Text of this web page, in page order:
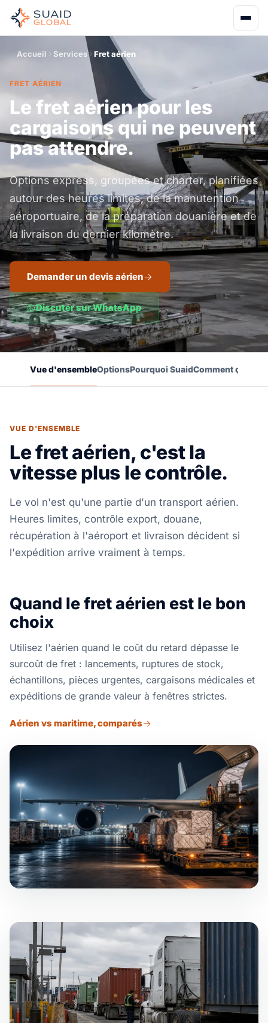
Accueil Services Fret aérien
FRET AÉRIEN
Le fret aérien pour les
cargaisons qui ne peuvent
pas attendre.
Options express, groupées et charter, planifiées
autour des heures limites, de la manutention
aéroportuaire, de la préparation douanière et de
la livraison du dernier kilomètre.
Demander un devis aérien
Discuter sur WhatsApp
Vue d'ensembleOptionsPourquoi SuaidComment ça
VUE D'ENSEMBLE
Le fret aérien, c'est la
vitesse plus le contrôle.
Le vol n'est qu'une partie d'un transport aérien.
Heures limites, contrôle export, douane,
récupération à l'aéroport et livraison décident si
l'expédition arrive vraiment à temps.
Quand le fret aérien est le bon
choix
Utilisez l'aérien quand le coût du retard dépasse le
surcoût de fret : lancements, ruptures de stock,
échantillons, pièces urgentes, cargaisons médicales et
expéditions de grande valeur à fenêtres strictes.
Aérien vs maritime, comparés